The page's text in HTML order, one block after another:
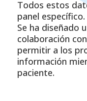
Todos estos
panel específico.
Se ha diseñado
colaboración
permitir a los
información
paciente.